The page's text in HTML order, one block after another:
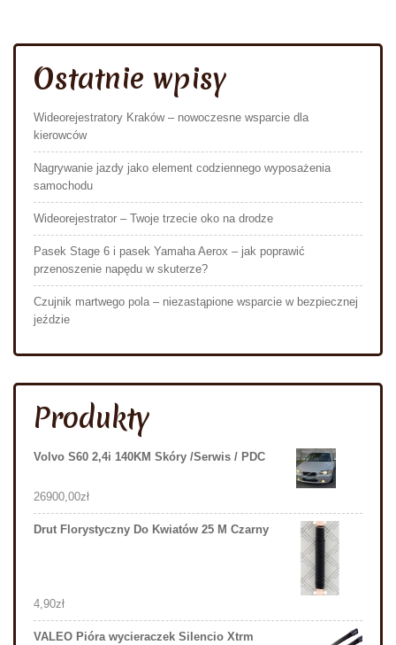
Ostatnie wpisy
Wideorejestratory Kraków – nowoczesne wsparcie dla
kierowców
Nagrywanie jazdy jako element codziennego wyposażenia
samochodu
Wideorejestrator – Twoje trzecie oko na drodze
Pasek Stage 6 i pasek Yamaha Aerox – jak poprawić
przenoszenie napędu w skuterze?
Czujnik martwego pola – niezastąpione wsparcie w bezpiecznej
jeździe
Produkty
Volvo S60 2,4i 140KM Skóry /Serwis / PDC
26900,00zł
Drut Florystyczny Do Kwiatów 25 M Czarny
4,90zł
VALEO Pióra wycieraczek Silencio Xtrm